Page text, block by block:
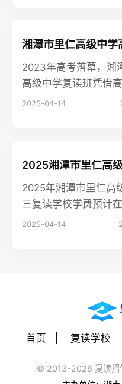
前收藏本文并关注官
2023年高考落幕，湘
高级中学复读班凭借
和优质教学服务，成
2025-04-14
2025年湘潭市里仁高
三复读学校学费预计
3.5万元/年之间，具
2025-04-14
首页 复读学校
© 2013-2026 复读招